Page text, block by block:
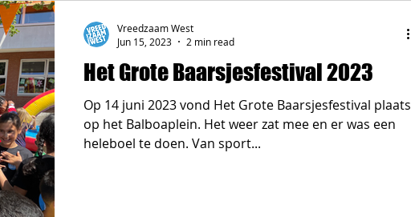
Het Grote Baarsjesfestival 2023
Op 14 juni 2023 vond Het Grote Baarsjesfestival plaats
op het Balboaplein. Het weer zat mee en er was een
heleboel te doen. Van sport...
Vreedzaam West
Jun 15, 2023
2 min read